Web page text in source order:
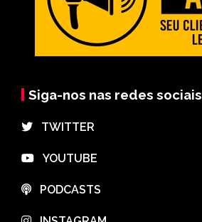
Siga-nos nas redes sociais
⠀TWITTER
⠀YOUTUBE
⠀PODCASTS